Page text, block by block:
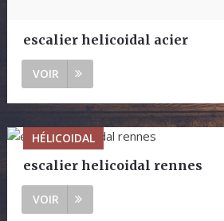
escalier helicoidal acier
VOIR
HÉLICOIDAL
escalier helicoidal rennes
VOIR